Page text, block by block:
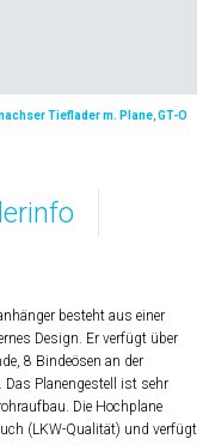
Tieflader m. Plane GT-O
besteht aus einer
Design. Er verfügt über
8 Bindeösen an der
Planengestell ist sehr
Die Hochplane
(LKW-Qualität) und verfügt